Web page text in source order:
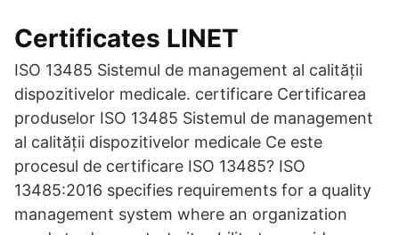
Certificates LINET
ISO 13485 Sistemul de management al calității
dispozitivelor medicale. certificare Certificarea
produselor ISO 13485 Sistemul de management
al calității dispozitivelor medicale Ce este
procesul de certificare ISO 13485? ISO
13485:2016 specifies requirements for a quality
management system where an organization